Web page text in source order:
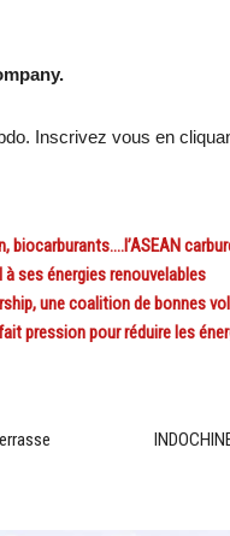
Inscrivez vous en
biocarburants….l’ASEAN
à ses énergies renouvelables
une coalition de bonnes
fait pression pour réduire les